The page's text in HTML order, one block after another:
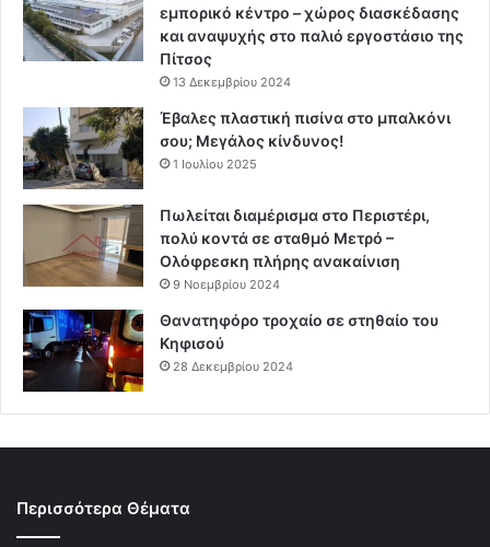
εμπορικό κέντρο – χώρος διασκέδασης
και αναψυχής στο παλιό εργοστάσιο της
Πίτσος
13 Δεκεμβρίου 2024
Έβαλες πλαστική πισίνα στο μπαλκόνι
σου; Μεγάλος κίνδυνος!
1 Ιουλίου 2025
Πωλείται διαμέρισμα στο Περιστέρι,
πολύ κοντά σε σταθμό Μετρό –
Ολόφρεσκη πλήρης ανακαίνιση
9 Νοεμβρίου 2024
Θανατηφόρο τροχαίο σε στηθαίο του
Κηφισού
28 Δεκεμβρίου 2024
Περισσότερα Θέματα